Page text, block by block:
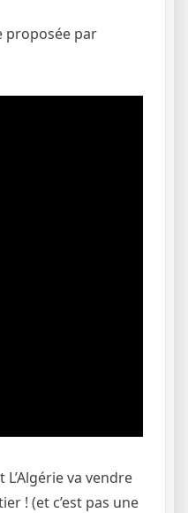
proposée par
va vendre
! (et c’est pas une